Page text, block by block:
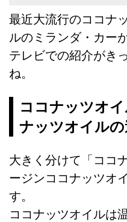
最近大流行のココナ
ルのミランダ・カー
テレビでの紹介がき
ね。
ココナッツオ
ナッツオイル
大きく分けて「ココ
ージンココナッツオ
す。
ココナッツオイルは